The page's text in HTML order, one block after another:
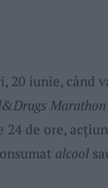
20 iunie, când
24 de ore,
alcool